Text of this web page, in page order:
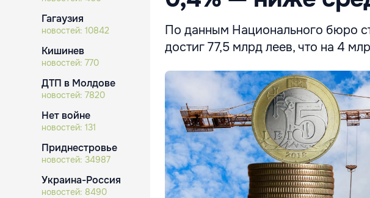
Гагаузия
новостей: 10842
Кишинев
новостей: 770
ДТП в Молдове
новостей: 7820
Нет войне
новостей: 131
Приднестровье
новостей: 34987
Украина-Россия
новостей: 8490
По данным Национального бюро
достиг 77,5 млрд леев, что на 4